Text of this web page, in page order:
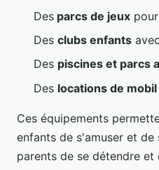
Des parcs de jeux
Des clubs enfants
Des piscines et parcs
Des locations de
Ces équipements
enfants de s'amuser et de
parents de se détendre